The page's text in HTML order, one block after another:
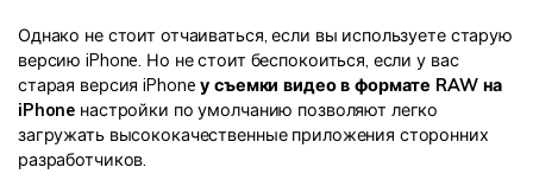
Однако не стоит отчаиваться, если вы используете старую
версию iPhone. Но не стоит беспокоиться, если у вас
старая версия iPhoneу съемки видео в формате RAW на
iPhone настройки по умолчанию позволяют легко
загружать высококачественные приложения сторонних
разработчиков.